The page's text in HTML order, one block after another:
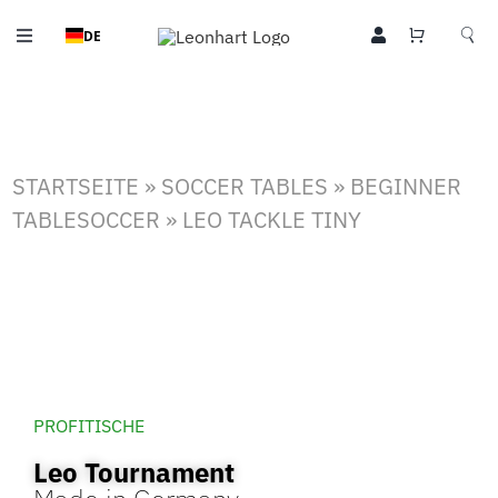
InhaltToggle
Billardtische
Über Uns
Kontakt
DE
STARTSEITE » SOCCER TABLES » BEGINNER
TABLESOCCER » LEO TACKLE TINY
PROFITISCHE
Leo Tournament